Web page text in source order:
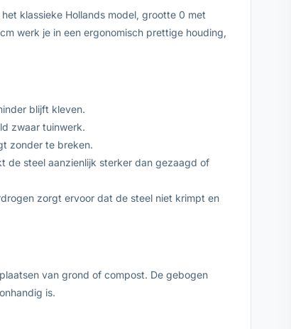
klassieke Hollands model, grootte 0 met
werk je in een ergonomisch prettige houding,
blijft kleven.
zwaar tuinwerk.
zonder te breken.
de steel aanzienlijk sterker dan gezaagd of
zorgt ervoor dat de steel niet krimpt en
van grond of compost. De gebogen
is.